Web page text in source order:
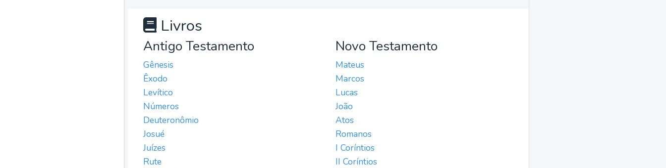
Livros
Antigo Testamento
Gênesis
Êxodo
Levítico
Números
Deuteronômio
Josué
Juízes
Rute
Novo Testamento
Mateus
Marcos
Lucas
João
Atos
Romanos
I Coríntios
II Coríntios